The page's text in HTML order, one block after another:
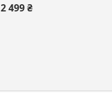
2 499 ₴